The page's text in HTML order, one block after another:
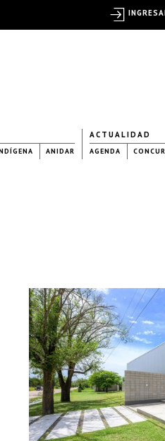
ANIDAR
ACTUALIDAD
AGENDA